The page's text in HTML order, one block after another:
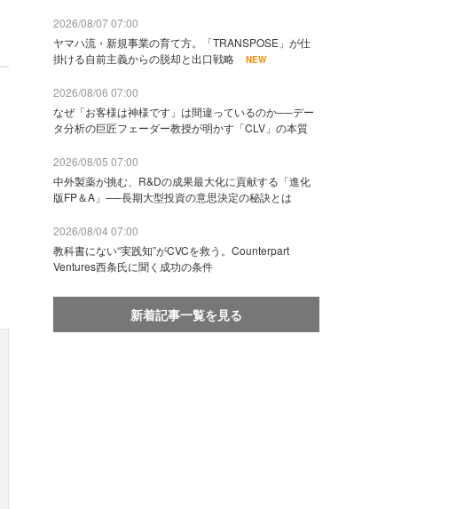
2026/08/07 07:00
ヤマハ流・新規事業の育て方。「TRANSPOSE」が仕
掛ける自前主義からの脱却と出口戦略
NEW
2026/08/06 07:00
なぜ「お客様は神様です」は間違っているのか──デー
タ分析の巨匠フェーダー教授が明かす「CLV」の本質
2026/08/05 07:00
中外製薬が挑む、R&Dの成果最大化に貢献する「進化
版FP＆A」──長期大型投資の意思決定の秘訣とは
2026/08/04 07:00
教科書にない“実践知”がCVCを救う。Counterpart
Ventures西条氏に聞く成功の条件
新着記事一覧を見る